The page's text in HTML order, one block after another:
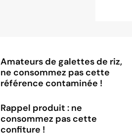
Amateurs de galettes de riz,
ne consommez pas cette
référence contaminée !
Rappel produit : ne
consommez pas cette
confiture !